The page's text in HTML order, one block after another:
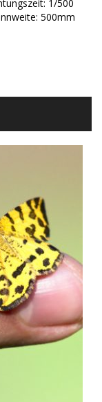
1/500
500mm